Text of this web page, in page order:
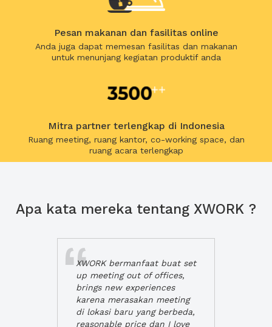
Pesan makanan dan fasilitas online
Anda juga dapat memesan fasilitas dan makanan
untuk menunjang kegiatan produktif anda
Mitra partner terlengkap di Indonesia
Ruang meeting, ruang kantor, co-working space, dan
ruang acara terlengkap
Apa kata mereka tentang XWORK ?
XWORK bermanfaat buat set
up meeting out of offices,
brings new experiences
karena merasakan meeting
di lokasi baru yang berbeda,
reasonable price dan I love